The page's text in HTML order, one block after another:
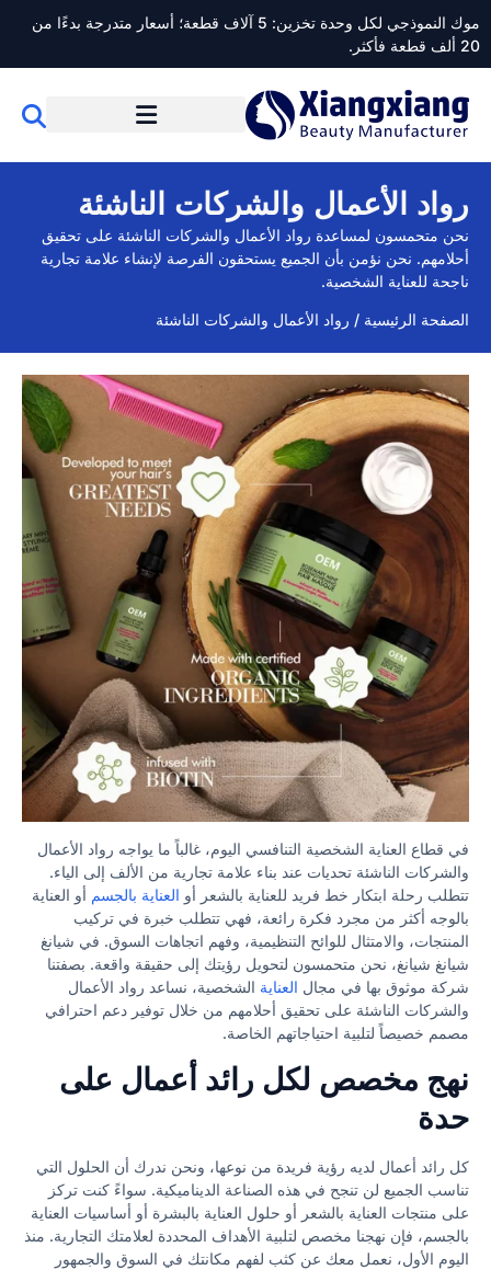
موك النموذجي لكل وحدة تخزين: 5 آلاف قطعة؛ أسعار متدرجة بدءًا من
20 ألف قطعة فأكثر.
رواد الأعمال والشركات الناشئة
نحن متحمسون لمساعدة رواد الأعمال والشركات الناشئة على تحقيق
أحلامهم. نحن نؤمن بأن الجميع يستحقون الفرصة لإنشاء علامة تجارية
ناجحة للعناية الشخصية.
الصفحة الرئيسية / رواد الأعمال والشركات الناشئة
في قطاع العناية الشخصية التنافسي اليوم، غالباً ما يواجه رواد الأعمال
والشركات الناشئة تحديات عند بناء علامة تجارية من الألف إلى الياء.
تتطلب رحلة ابتكار خط فريد للعناية بالشعر أو العناية بالجسم أو العناية
بالوجه أكثر من مجرد فكرة رائعة، فهي تتطلب خبرة في تركيب
المنتجات، والامتثال للوائح التنظيمية، وفهم اتجاهات السوق. في شيانغ
شيانغ شيانغ، نحن متحمسون لتحويل رؤيتك إلى حقيقة واقعة. بصفتنا
شركة موثوق بها في مجال العناية الشخصية، نساعد رواد الأعمال
والشركات الناشئة على تحقيق أحلامهم من خلال توفير دعم احترافي
مصمم خصيصاً لتلبية احتياجاتهم الخاصة.
نهج مخصص لكل رائد أعمال على
حدة
كل رائد أعمال لديه رؤية فريدة من نوعها، ونحن ندرك أن الحلول التي
تناسب الجميع لن تنجح في هذه الصناعة الديناميكية. سواءً كنت تركز
على منتجات العناية بالشعر أو حلول العناية بالبشرة أو أساسيات العناية
بالجسم، فإن نهجنا مخصص لتلبية الأهداف المحددة لعلامتك التجارية. منذ
اليوم الأول، نعمل معك عن كثب لفهم مكانتك في السوق والجمهور